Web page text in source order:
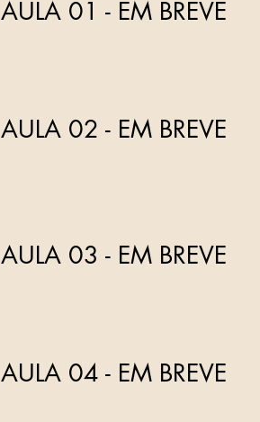
AULA 01 - EM BREVE
AULA 02 - EM BREVE
AULA 03 - EM BREVE
AULA 04 - EM BREVE